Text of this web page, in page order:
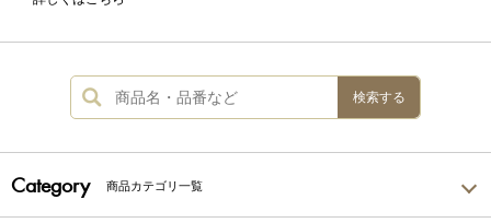
検索する
Category 商品カテゴリ一覧